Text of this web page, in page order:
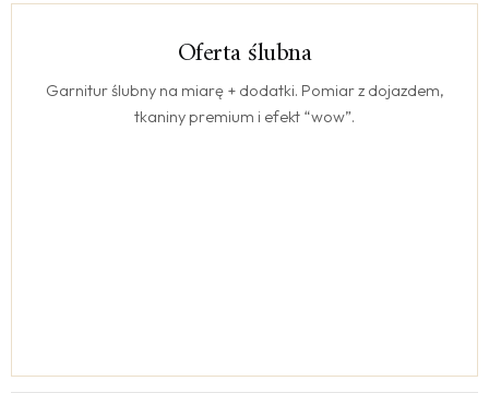
Oferta ślubna
Garnitur ślubny na miarę + dodatki. Pomiar z dojazdem,
tkaniny premium i efekt “wow”.